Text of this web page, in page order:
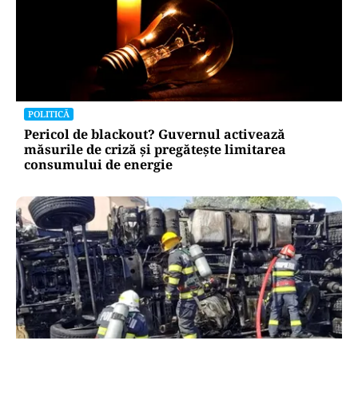
POLITICĂ
Pericol de blackout? Guvernul activează
măsurile de criză și pregătește limitarea
consumului de energie